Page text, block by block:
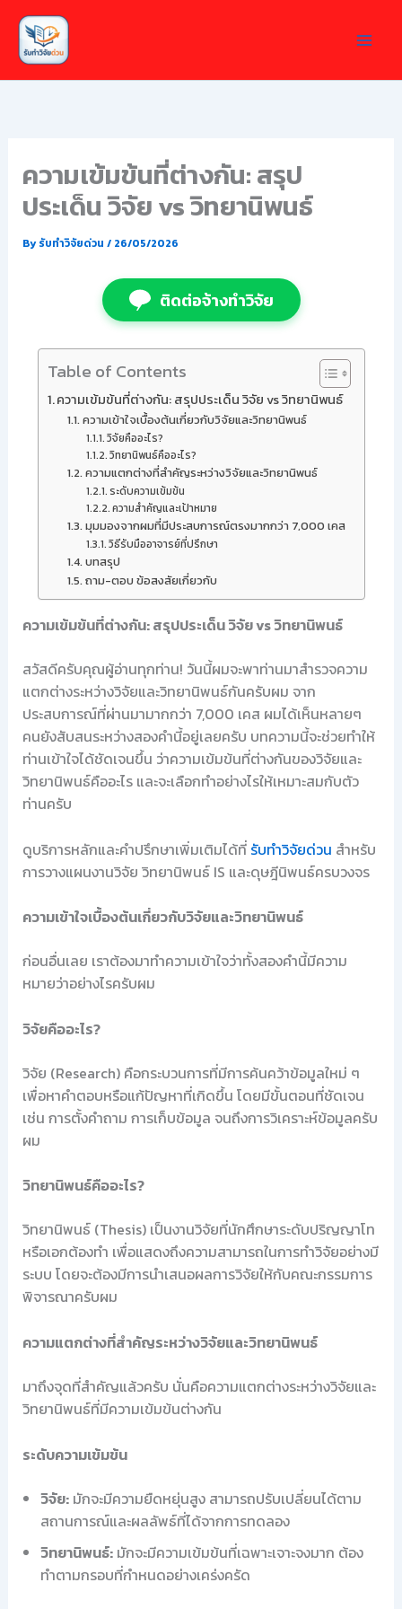
Skip
content
ความเข้มข้นที่ต่างกัน: สรุป
ประเด็น วิจัย vs วิทยานิพนธ์
Byรับทำวิจัยด่วน / 26/05/2026
ติดต่อจ้างทำวิจัย
Table of Contents
ความเข้มข้นที่ต่างกัน: สรุปประเด็น วิจัย vs วิทยานิพนธ์
ความเข้าใจเบื้องต้นเกี่ยวกับวิจัยและวิทยานิพนธ์
วิจัยคืออะไร?
วิทยานิพนธ์คืออะไร?
ความแตกต่างที่สำคัญระหว่างวิจัยและวิทยานิพนธ์
ระดับความเข้มข้น
ความสำคัญและเป้าหมาย
มุมมองจากผมที่มีประสบการณ์ตรงมากกว่า 7,000 เคส
วิธีรับมืออาจารย์ที่ปรึกษา
บทสรุป
ถาม-ตอบ ข้อสงสัยเกี่ยวกับ
ความเข้มข้นที่ต่างกัน: สรุปประเด็น วิจัย vs วิทยานิพนธ์
สวัสดีครับคุณผู้อ่านทุกท่าน! วันนี้ผมจะพาท่านมาสำรวจความ
แตกต่างระหว่างวิจัยและวิทยานิพนธ์กันครับผม จาก
ประสบการณ์ที่ผ่านมามากกว่า 7,000 เคส ผมได้เห็นหลายๆ
คนยังสับสนระหว่างสองคำนี้อยู่เลยครับ บทความนี้จะช่วยทำให้
ท่านเข้าใจได้ชัดเจนขึ้น ว่าความเข้มข้นที่ต่างกันของวิจัยและ
วิทยานิพนธ์คืออะไร และจะเลือกทำอย่างไรให้เหมาะสมกับตัว
ท่านครับ
ดูบริการหลักและคำปรึกษาเพิ่มเติมได้ที่ รับทำวิจัยด่วน สำหรับ
การวางแผนงานวิจัย วิทยานิพนธ์ IS และดุษฎีนิพนธ์ครบวงจร
ความเข้าใจเบื้องต้นเกี่ยวกับวิจัยและวิทยานิพนธ์
ก่อนอื่นเลย เราต้องมาทำความเข้าใจว่าทั้งสองคำนี้มีความ
หมายว่าอย่างไรครับผม
วิจัยคืออะไร?
วิจัย (Research) คือกระบวนการที่มีการค้นคว้าข้อมูลใหม่ ๆ
เพื่อหาคำตอบหรือแก้ปัญหาที่เกิดขึ้น โดยมีขั้นตอนที่ชัดเจน
เช่น การตั้งคำถาม การเก็บข้อมูล จนถึงการวิเคราะห์ข้อมูลครับ
ผม
วิทยานิพนธ์คืออะไร?
วิทยานิพนธ์ (Thesis) เป็นงานวิจัยที่นักศึกษาระดับปริญญาโท
หรือเอกต้องทำ เพื่อแสดงถึงความสามารถในการทำวิจัยอย่างมี
ระบบ โดยจะต้องมีการนำเสนอผลการวิจัยให้กับคณะกรรมการ
พิจารณาครับผม
ความแตกต่างที่สำคัญระหว่างวิจัยและวิทยานิพนธ์
มาถึงจุดที่สำคัญแล้วครับ นั่นคือความแตกต่างระหว่างวิจัยและ
วิทยานิพนธ์ที่มีความเข้มข้นต่างกัน
ระดับความเข้มข้น
วิจัย:มักจะมีความยืดหยุ่นสูง สามารถปรับเปลี่ยนได้ตาม
สถานการณ์และผลลัพธ์ที่ได้จากการทดลอง
วิทยานิพนธ์:มักจะมีความเข้มข้นที่เฉพาะเจาะจงมาก ต้อง
ทำตามกรอบที่กำหนดอย่างเคร่งครัด